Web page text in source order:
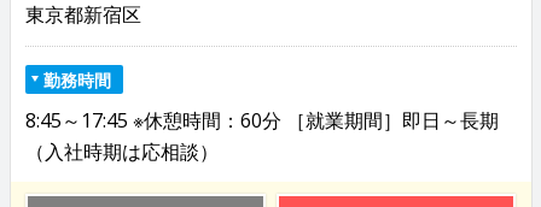
東京都新宿区
勤務時間
8:45～17:45 ※休憩時間：60分 ［就業期間］即日～長期
（入社時期は応相談）